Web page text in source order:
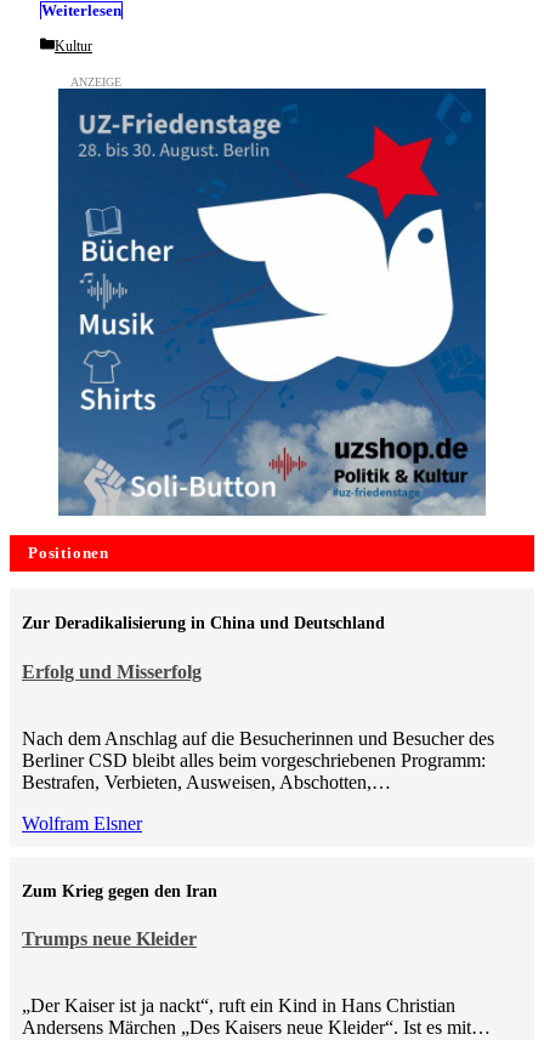
Weiterlesen
Categories
Kultur
Positionen
Erfolg und Misserfolg
Zur Deradikalisierung in China und Deutschland
Nach dem Anschlag auf die Besucherinnen und Besucher des
Berliner CSD bleibt alles beim vorgeschriebenen Programm:
Bestrafen, Verbieten, Ausweisen, Abschotten,…
Wolfram Elsner
Trumps neue Kleider
Zum Krieg gegen den Iran
„Der Kaiser ist ja nackt“, ruft ein Kind in Hans Christian
Andersens Märchen „Des Kaisers neue Kleider“. Ist es mit…